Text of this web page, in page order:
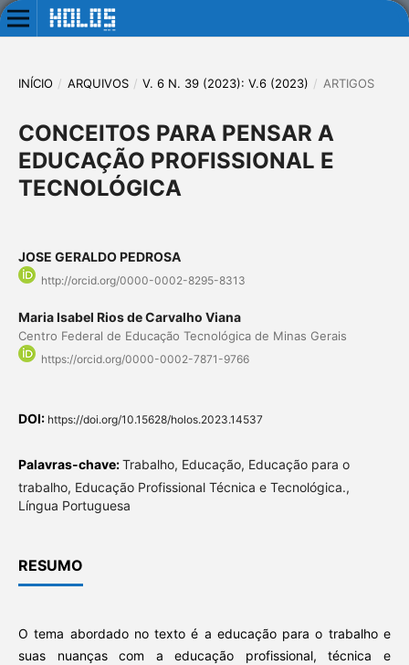
INÍCIO / ARQUIVOS / V. 6 N. 39 (2023): V.6 (2023) / ARTIGOS
CONCEITOS PARA PENSAR A
EDUCAÇÃO PROFISSIONAL E
TECNOLÓGICA
JOSE GERALDO PEDROSA
http://orcid.org/0000-0002-8295-8313
Maria Isabel Rios de Carvalho Viana
Centro Federal de Educação Tecnológica de Minas Gerais
https://orcid.org/0000-0002-7871-9766
DOI: https://doi.org/10.15628/holos.2023.14537
Palavras-chave:Trabalho, Educação, Educação para o
trabalho, Educação Profissional Técnica e Tecnológica.,
Língua Portuguesa
RESUMO
O tema abordado no texto é a educação para o trabalho e
suas nuanças com a educação profissional, técnica e